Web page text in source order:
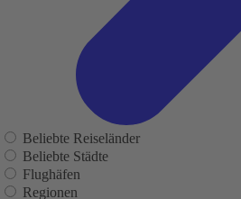
Beliebte Reiseländer
Beliebte Städte
Flughäfen
Regionen